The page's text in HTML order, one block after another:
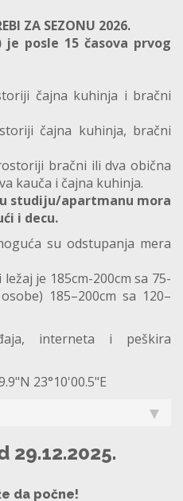
ZA SEZONU 2026.
posle 15 časova prvog
čajna kuhinja i bračni
čajna kuhinja, bračni
bračni ili dva obična
kauča i čajna kuhinja.
studiju/apartmanu mora
i decu.
su odstupanja mera
je 185cm-200cm sa 75-
185–200cm sa 120–
interneta i peškira
23°10'00.5"E
29.12.2025.
da počne!